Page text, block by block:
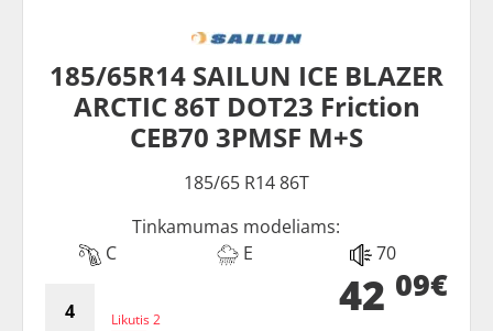
185/65R14 SAILUN ICE BLAZER
ARCTIC 86T DOT23 Friction
CEB70 3PMSF M+S
185/65 R14 86T
Tinkamumas modeliams:
C
E 70
Likutis 2 42 09€